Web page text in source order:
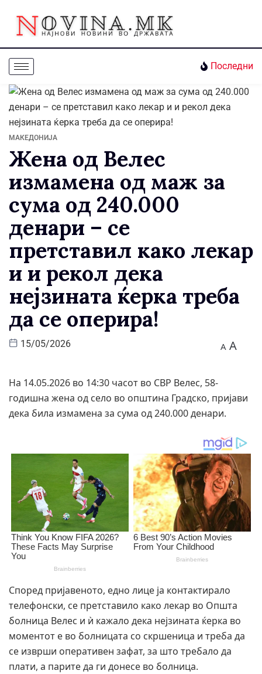
Последни
МАКЕДОНИЈА
Жена од Велес
измамена од маж за
сума од 240.000
денари – се
претставил како лекар
и и рекол дека
нејзината ќерка треба
да се оперира!
15/05/2026 A A
На 14.05.2026 во 14:30 часот во СВР Велес, 58-
годишна жена од село во општина Градско, пријави
дека била измамена за сума од 240.000 денари.
Според пријавеното, едно лице ја контактирало
телефонски, се претставило како лекар во Општа
болница Велес и ѝ кажало дека нејзината ќерка во
моментот е во болницата со скршеница и треба да
се изврши оперативен зафат, за што требало да
плати, а парите да ги донесе во болница.